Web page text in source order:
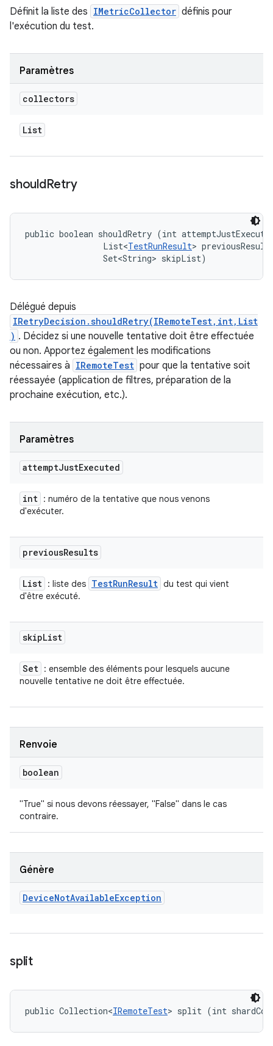
Définit la liste des IMetricCollector définis pour
l'exécution du test.
Paramètres
collectors
List
shouldRetry
public boolean shouldRetry (int
                List<
TestRunResult>
                Set<String> skipList)
Délégué depuis
IRetryDecision.shouldRetry(IRemoteTest,int,List
) . Décidez si une nouvelle tentative doit être effectuée
ou non. Apportez également les modifications
nécessaires à IRemoteTest pour que la tentative soit
réessayée (application de filtres, préparation de la
prochaine exécution, etc.).
Paramètres
attemptJustExecuted
int : numéro de la tentative que nous venons
d'exécuter.
previousResults
List : liste des TestRunResult du test qui vient
d'être exécuté.
skipList
Set : ensemble des éléments pour lesquels aucune
nouvelle tentative ne doit être effectuée.
Renvoie
boolean
"True" si nous devons réessayer, "False" dans le cas
contraire.
Génère
DeviceNotAvailableException
split
public Collection<IRemoteTest> split (int